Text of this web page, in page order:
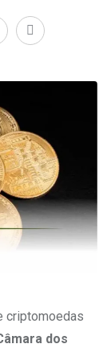
criptomoedas
dos